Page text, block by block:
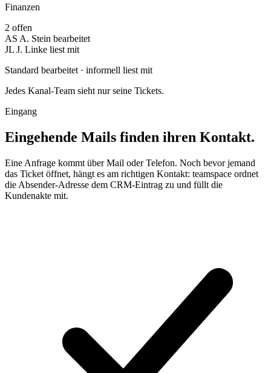
Finanzen
2 offen
AS A. Stein bearbeitet
JL J. Linke liest mit
Standard bearbeitet · informell liest mit
Jedes Kanal-Team sieht nur seine Tickets.
Eingang
Eingehende Mails finden ihren Kontakt.
Eine Anfrage kommt über Mail oder Telefon. Noch bevor jemand
das Ticket öffnet, hängt es am richtigen Kontakt: teamspace ordnet
die Absender-Adresse dem CRM-Eintrag zu und füllt die
Kundenakte mit.